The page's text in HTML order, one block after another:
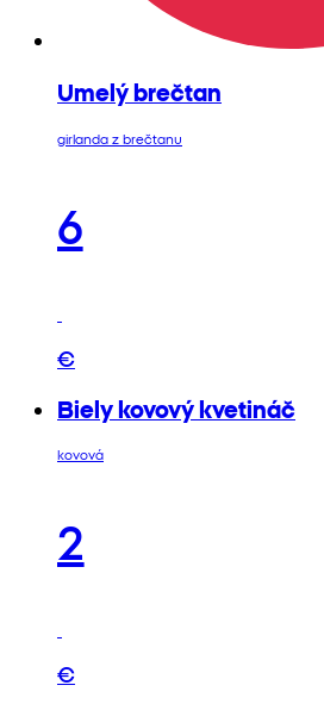
Umelý brečtan
girlanda z brečtanu
6
€
Biely kovový kvetináč
kovová
2
€